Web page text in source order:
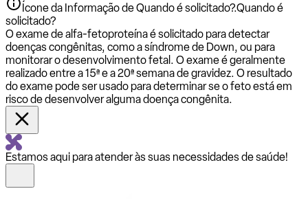
Ícone da Informação de Quando é solicitado?.Quando é
solicitado?
O exame de alfa-fetoproteína é solicitado para detectar
doenças congênitas, como a síndrome de Down, ou para
monitorar o desenvolvimento fetal. O exame é geralmente
realizado entre a 15ª e a 20ª semana de gravidez. O resultado
do exame pode ser usado para determinar se o feto está em
risco de desenvolver alguma doença congênita.
Estamos aqui para atender às suas necessidades de saúde!